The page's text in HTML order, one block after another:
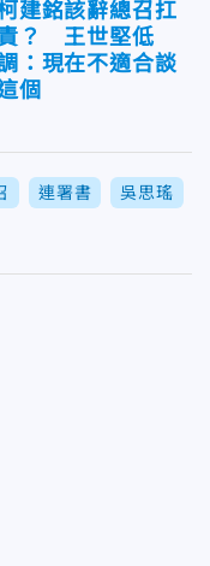
建銘該辭總召扛
？ 王世堅低
：現在不適合談
個
連署書 吳思瑤